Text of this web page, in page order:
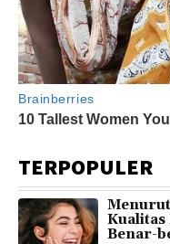
TERPOPULER
Kualitas
Benar-